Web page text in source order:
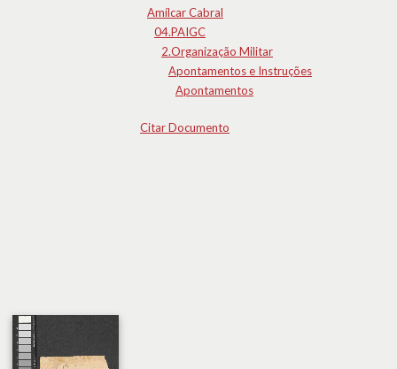
Amílcar Cabral
04.PAIGC
2.Organização Militar
Apontamentos e Instruções
Apontamentos
Citar Documento